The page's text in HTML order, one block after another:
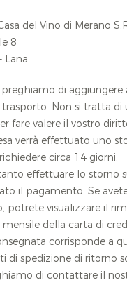
del Vino di Merano
8
Lana
preghiamo di
Non si tratta di
fare valere il vostro
verrà effettuato uno
circa 14 giorni.
effettuare lo storno
il pagamento. Se
potrete visualizzare il
della carta di
corrisponde a
di spedizione di ritorno
di contattare il